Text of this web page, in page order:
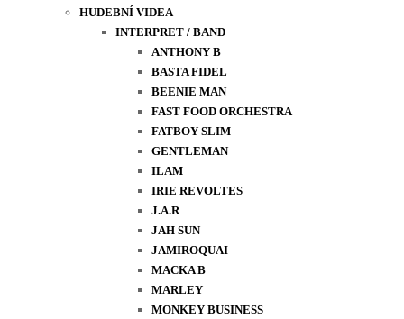
HUDEBNÍ VIDEA
INTERPRET / BAND
ANTHONY B
BASTA FIDEL
BEENIE MAN
FAST FOOD ORCHESTRA
FATBOY SLIM
GENTLEMAN
ILAM
IRIE REVOLTES
J.A.R
JAH SUN
JAMIROQUAI
MACKA B
MARLEY
MONKEY BUSINESS